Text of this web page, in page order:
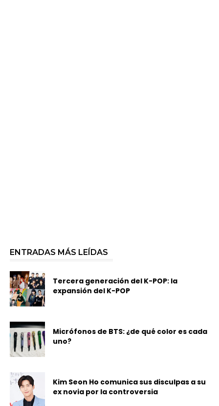
ENTRADAS MÁS LEÍDAS
Tercera generación del K-POP: la
expansión del K-POP
Micrófonos de BTS: ¿de qué color es cada
uno?
Kim Seon Ho comunica sus disculpas a su
ex novia por la controversia